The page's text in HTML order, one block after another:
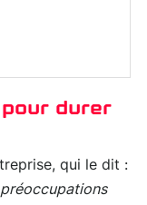
durer
qui le dit :